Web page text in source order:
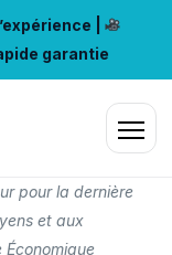
|
garantie
pour la dernière
et aux